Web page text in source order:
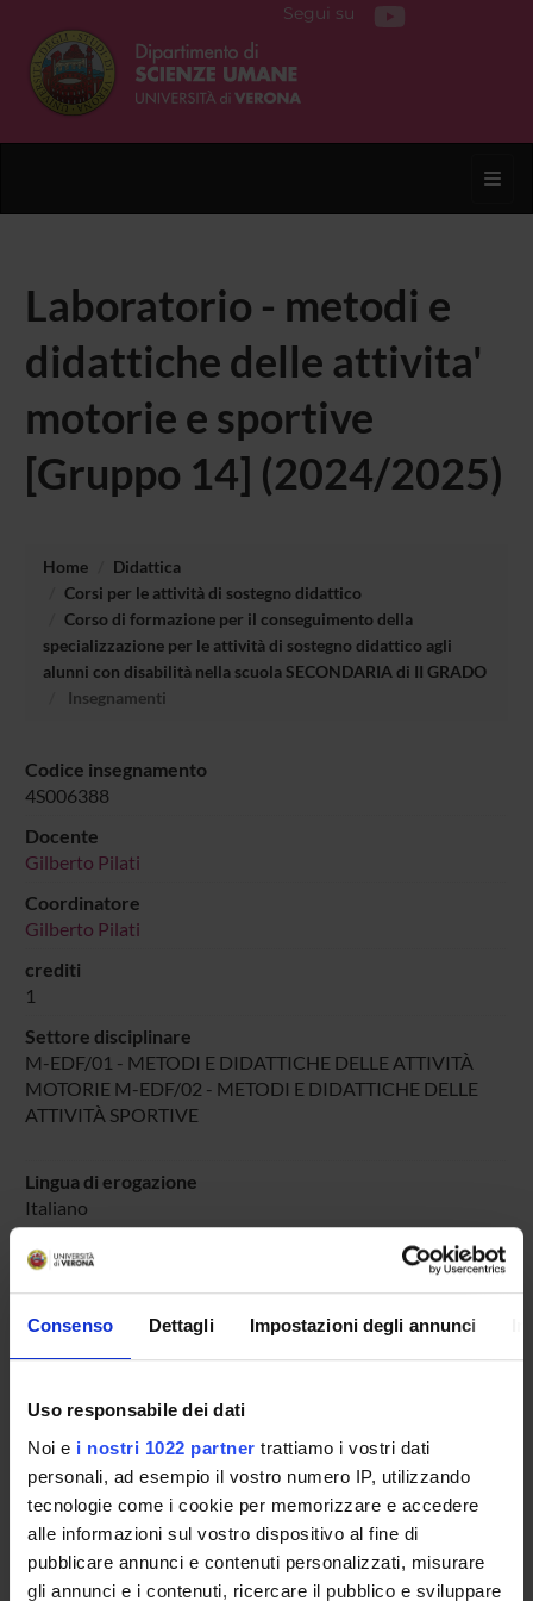
Consenso Dettagli Impostazioni degli annunci
Uso responsabile dei dati
Noi e i nostri 1022 partner trattiamo i vostri dati
personali, ad esempio il vostro numero IP, utilizzando
tecnologie come i cookie per memorizzare e accedere
alle informazioni sul vostro dispositivo al fine di
pubblicare annunci e contenuti personalizzati, misurare
gli annunci e i contenuti, ricercare il pubblico e sviluppare
Segui su
Laboratorio - metodi e
didattiche delle attivita'
motorie e sportive
[Gruppo 14] (2024/2025)
Home
Didattica
Corsi per le attività di sostegno didattico
Corso di formazione per il conseguimento della
specializzazione per le attività di sostegno didattico agli
alunni con disabilità nella scuola SECONDARIA di II GRADO
Insegnamenti
Codice insegnamento
4S006388
Docente
Gilberto Pilati
Coordinatore
Gilberto Pilati
crediti
1
Settore disciplinare
M-EDF/01 - METODI E DIDATTICHE DELLE ATTIVITÀ
MOTORIE M-EDF/02 - METODI E DIDATTICHE DELLE
ATTIVITÀ SPORTIVE
Lingua di erogazione
Italiano
Periodo
DIDATTICA SOSTEGNO
dal 25-ott-2025 al 30-giu-2025.
Avvisi relativi al corso
Vai all'orario delle lezioni